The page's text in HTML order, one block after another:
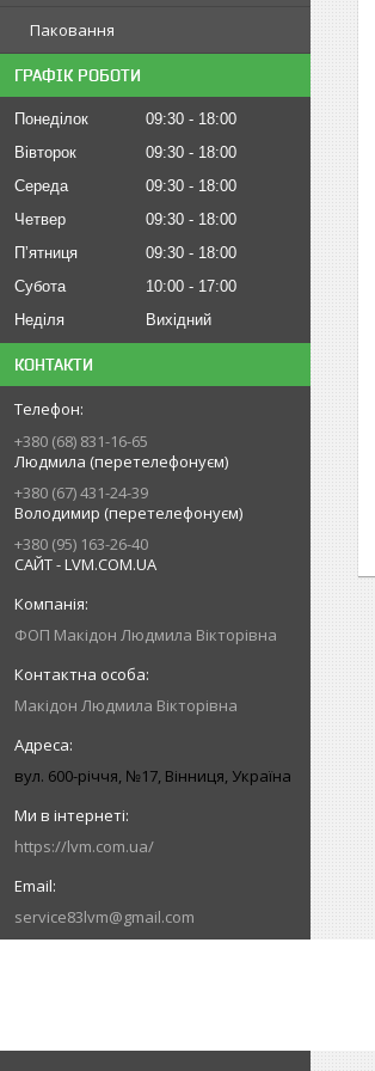
Паковання
ГРАФІК РОБОТИ
Понеділок 09:30
18:00
Вівторок
09:30
18:00
Середа
09:30
18:00
Четвер
09:30
18:00
Пʼятниця
09:30
18:00
Субота
10:00
17:00
Неділя
Вихідний
КОНТАКТИ
+380 (68) 831-16-65
Людмила (перетелефонуєм)
+380 (67) 431-24-39
Володимир (перетелефонуєм)
+380 (95) 163-26-40
САЙТ - LVM.COM.UA
ФОП Макідон Людмила Вікторівна
Макідон Людмила Вікторівна
вул. 600-річчя, №17, Вінниця, Україна
https://lvm.com.ua/
service83lvm@gmail.com